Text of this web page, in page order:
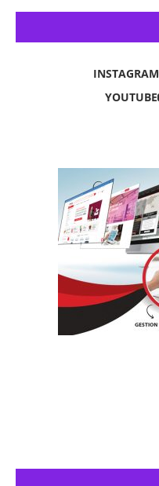
INSTAGRAM
YOUTUBE